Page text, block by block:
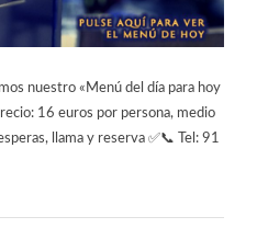
nuestro «Menú del día para hoy
16 euros por persona, medio
llama y reserva ✅📞 Tel: 91